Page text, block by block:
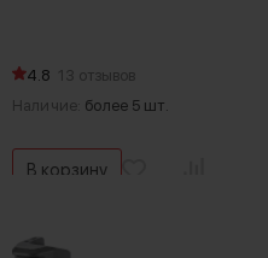
4.8
13 отзывов
Наличие: более 5 шт.
В корзину